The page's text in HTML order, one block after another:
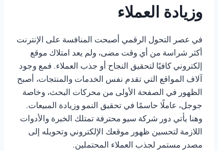
وزيادة العملاء
في عصر التحول الرقمي أصبحت المنافسة على الإنترنت
أكثر شراسة من أي وقت مضى، ولم يعد امتلاك موقع
إلكتروني كافيًا لتحقيق النجاح أو جذب العملاء. فمع وجود
آلاف المواقع التي تقدم نفس الخدمات والمنتجات، أصبح
الظهور في الصفحة الأولى من محركات البحث، وخاصة
جوجل، عاملًا حاسمًا في تحقيق النمو وزيادة المبيعات.
وهنا يأتي دور شركة سيو محترفة تمتلك الخبرة والأدوات
اللازمة لتحسين ظهور موقعك الإلكتروني وتحويله إلى
مصدر مستمر لجذب العملاء المحتملين.